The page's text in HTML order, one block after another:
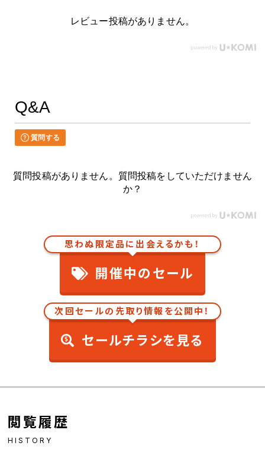
レビュー投稿がありません。
Q&A
質問する
質問投稿がありません。質問投稿をしていただけません
か？
思わぬ限定品に出会えるかも！
開催中のセール
次回セールの先取り情報を公開中！
セールチラシを見る
閲覧履歴
HISTORY